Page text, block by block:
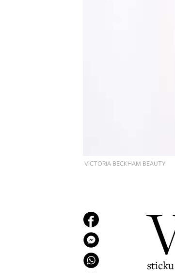
VICTORIA BECKHAM BEAUTY